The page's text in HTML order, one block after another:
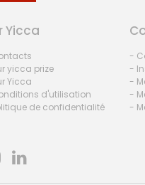
Yicca
yicca prize
Yicca
d'utilisation
de confidentialité
-
-
-
-
-